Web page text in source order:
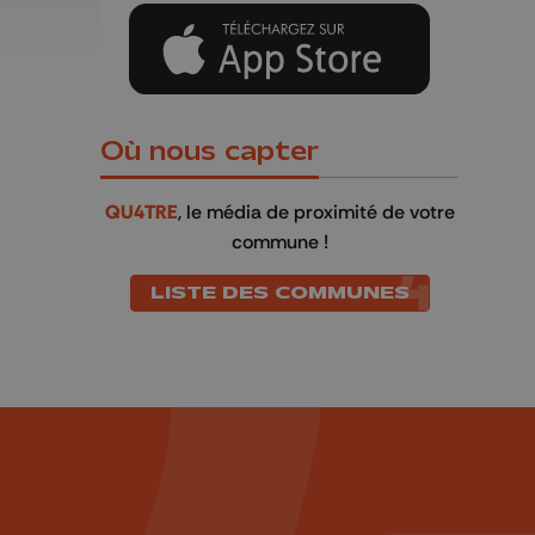
Où nous capter
QU4TRE, le média de proximité de votre
commune !
LISTE DES COMMUNES